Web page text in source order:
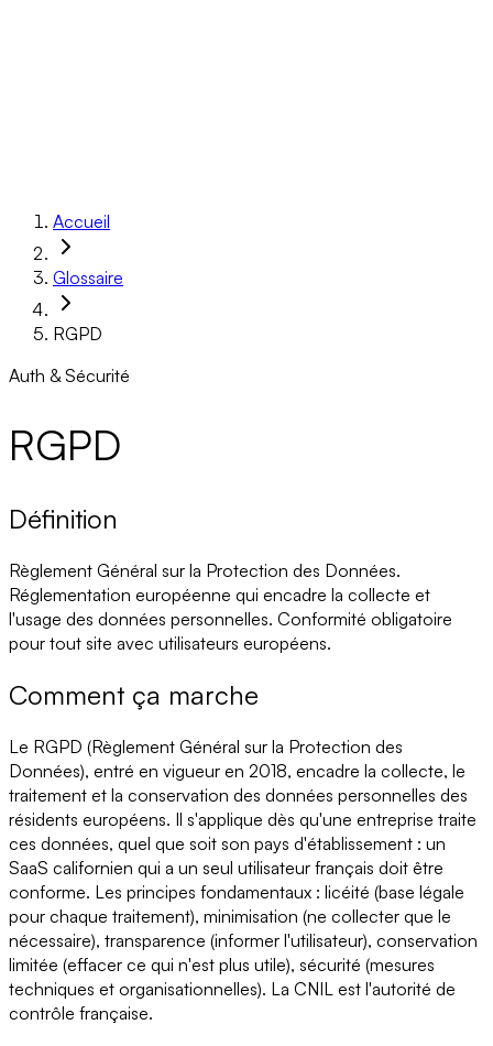
Accueil
Glossaire
RGPD
Auth & Sécurité
RGPD
Définition
Règlement Général sur la Protection des Données.
Réglementation européenne qui encadre la collecte et
l'usage des données personnelles. Conformité obligatoire
pour tout site avec utilisateurs européens.
Comment ça marche
Le RGPD (Règlement Général sur la Protection des
Données), entré en vigueur en 2018, encadre la collecte, le
traitement et la conservation des données personnelles des
résidents européens. Il s'applique dès qu'une entreprise traite
ces données, quel que soit son pays d'établissement : un
SaaS californien qui a un seul utilisateur français doit être
conforme. Les principes fondamentaux : licéité (base légale
pour chaque traitement), minimisation (ne collecter que le
nécessaire), transparence (informer l'utilisateur), conservation
limitée (effacer ce qui n'est plus utile), sécurité (mesures
techniques et organisationnelles). La CNIL est l'autorité de
contrôle française.